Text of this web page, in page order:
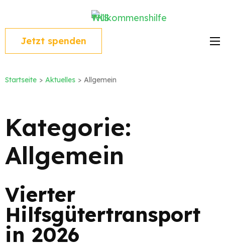
Mit Herz dabei.
Jetzt spenden
Startseite > Aktuelles > Allgemein
Kategorie:
Allgemein
Vierter
Hilfsgütertransport
in 2026